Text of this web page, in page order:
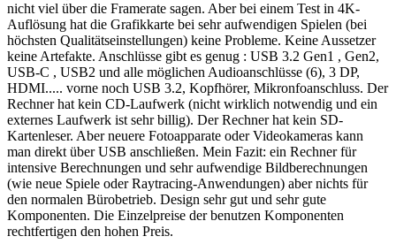
nicht viel über die Framerate sagen. Aber bei einem Test in 4K-
Auflösung hat die Grafikkarte bei sehr aufwendigen Spielen (bei
höchsten Qualitätseinstellungen) keine Probleme. Keine Aussetzer
keine Artefakte. Anschlüsse gibt es genug : USB 3.2 Gen1 , Gen2,
USB-C , USB2 und alle möglichen Audioanschlüsse (6), 3 DP,
HDMI..... vorne noch USB 3.2, Kopfhörer, Mikronfoanschluss. Der
Rechner hat kein CD-Laufwerk (nicht wirklich notwendig und ein
externes Laufwerk ist sehr billig). Der Rechner hat kein SD-
Kartenleser. Aber neuere Fotoapparate oder Videokameras kann
man direkt über USB anschließen. Mein Fazit: ein Rechner für
intensive Berechnungen und sehr aufwendige Bildberechnungen
(wie neue Spiele oder Raytracing-Anwendungen) aber nichts für
den normalen Bürobetrieb. Design sehr gut und sehr gute
Komponenten. Die Einzelpreise der benutzen Komponenten
rechtfertigen den hohen Preis.